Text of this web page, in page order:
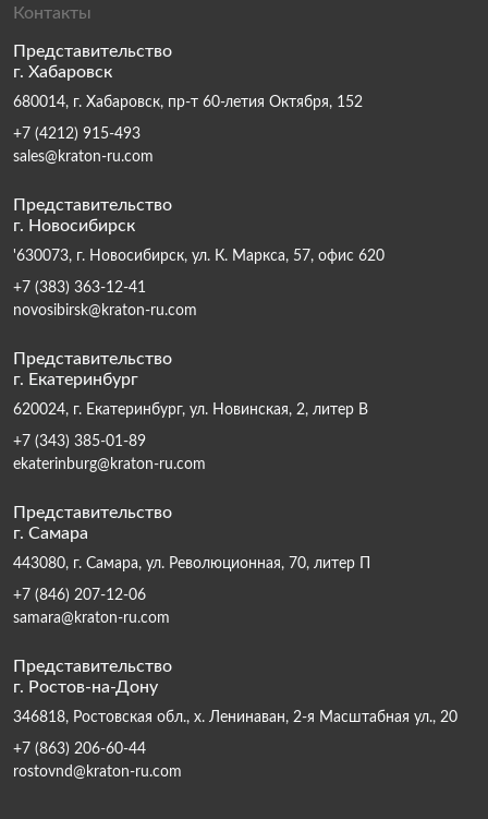
Контакты
Представительство
г. Хабаровск
680014, г. Хабаровск, пр-т 60-летия Октября, 152
+7 (4212) 915-493
sales@kraton-ru.com
Представительство
г. Новосибирск
'630073, г. Новосибирск, ул. К. Маркса, 57, офис 620
+7 (383) 363-12-41
novosibirsk@kraton-ru.com
Представительство
г. Екатеринбург
620024, г. Екатеринбург, ул. Новинская, 2, литер В
+7 (343) 385-01-89
ekaterinburg@kraton-ru.com
Представительство
г. Самара
443080, г. Самара, ул. Революционная, 70, литер П
+7 (846) 207-12-06
samara@kraton-ru.com
Представительство
г. Ростов-на-Дону
346818, Ростовская обл., х. Ленинаван, 2-я Масштабная ул., 20
+7 (863) 206-60-44
rostovnd@kraton-ru.com